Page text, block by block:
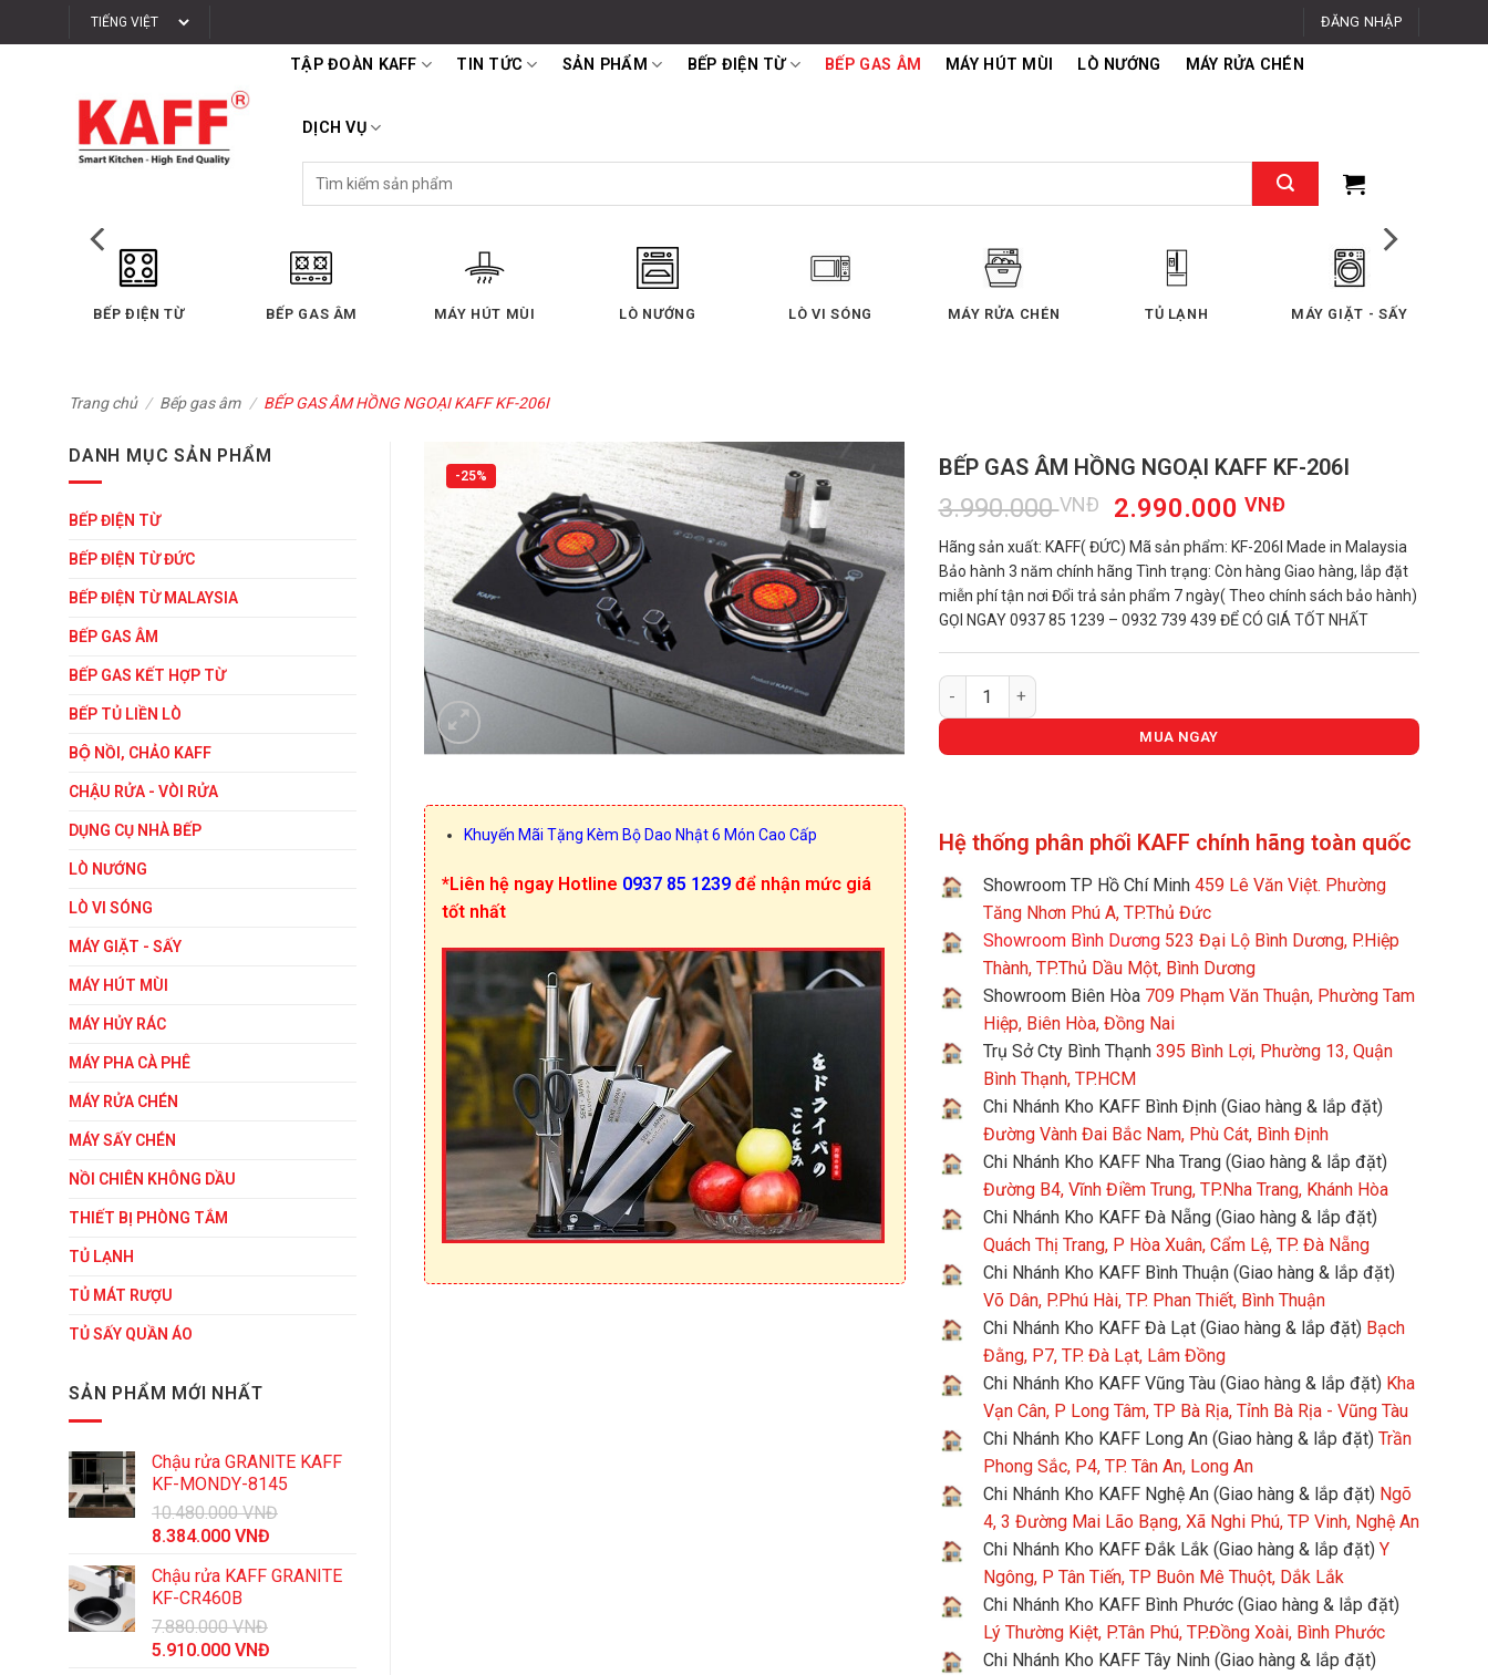
qua
ĐĂNG NHẬP
TẬP ĐOÀN KAFF TIN TỨC SẢN PHẨM BẾP ĐIỆN TỪ BẾP GAS ÂM MÁY HÚT MÙI LÒ NƯỚNG MÁY RỬA CHÉN
DỊCH VỤ
kiếm:
MÁY HÚT MÙI LÒ NƯỚNG LÒ VI SÓNG MÁY RỬA CHÉN TỦ LẠNH MÁY GIẶT - SẤY MÁY PHA CÀ PHÊ CHẬU RỬA - VÒI RỬA
Trang chủ / Bếp gas âm / BẾP GAS ÂM HỒNG NGOẠI KAFF KF-206I
DANH MỤC SẢN PHẨM
BẾP ĐIỆN TỪ
BẾP ĐIỆN TỪ ĐỨC
BẾP ĐIỆN TỪ MALAYSIA
BẾP GAS ÂM
BẾP GAS KẾT HỢP TỪ
BẾP TỦ LIỀN LÒ
BỘ NỒI, CHẢO KAFF
CHẬU RỬA - VÒI RỬA
DỤNG CỤ NHÀ BẾP
LÒ NƯỚNG
LÒ VI SÓNG
MÁY GIẶT - SẤY
MÁY HÚT MÙI
MÁY HỦY RÁC
MÁY PHA CÀ PHÊ
MÁY RỬA CHÉN
MÁY SẤY CHÉN
NỒI CHIÊN KHÔNG DẦU
THIẾT BỊ PHÒNG TẮM
TỦ LẠNH
TỦ MÁT RƯỢU
TỦ SẤY QUẦN ÁO
SẢN PHẨM MỚI NHẤT
Chậu rửa GRANITE KAFF
KF-MONDY-8145
10.480.000VNĐ
Giá
là:
10.480.000 VNĐ.
8.384.000 VNĐ
tại
Chậu rửa KAFF GRANITE
KF-CR460B
7.880.000VNĐ
Giá
5.910.000 VNĐ
-25%
Khuyến Mãi Tặng Kèm Bộ Dao Nhật 6 Món Cao Cấp
*Liên hệ ngay Hotline 0937 85 1239 để nhận mức giá
tốt nhất
BẾP GAS ÂM HỒNG NGOẠI KAFF KF-206I
3.990.000VNĐ
Giá
gốc
là:
3.990.000 VNĐ.
2.990.000 VNĐGiá
hiện
tại
là:
2.990.000 VNĐ.
Hãng sản xuất: KAFF( ĐỨC) Mã sản phẩm: KF-206I Made in Malaysia
Bảo hành 3 năm chính hãng Tình trạng: Còn hàng Giao hàng, lắp đặt
miễn phí tận nơi Đổi trả sản phẩm 7 ngày( Theo chính sách bảo hành)
GỌI NGAY 0937 85 1239 – 0932 739 439 ĐỂ CÓ GIÁ TỐT NHẤT
BẾP GAS ÂM HỒNG NGOẠI KAFF KF-206I số lượng
MUA NGAY
Hệ thống phân phối KAFF chính hãng toàn quốc
Showroom TP Hồ Chí Minh 459 Lê Văn Việt. Phường
Tăng Nhơn Phú A, TP.Thủ Đức
Showroom Bình Dương 523 Đại Lộ Bình Dương, P.Hiệp
Thành, TP.Thủ Dầu Một, Bình Dương
Showroom Biên Hòa 709 Phạm Văn Thuận, Phường Tam
Hiệp, Biên Hòa, Đồng Nai
Trụ Sở Cty Bình Thạnh 395 Bình Lợi, Phường 13, Quận
Bình Thạnh, TP.HCM
Chi Nhánh Kho KAFF Bình Định (Giao hàng & lắp đặt)
Đường Vành Đai Bắc Nam, Phù Cát, Bình Định
Chi Nhánh Kho KAFF Nha Trang (Giao hàng & lắp đặt)
Đường B4, Vĩnh Điềm Trung, TP.Nha Trang, Khánh Hòa
Chi Nhánh Kho KAFF Đà Nẵng (Giao hàng & lắp đặt)
Quách Thị Trang, P Hòa Xuân, Cẩm Lệ, TP. Đà Nẵng
Chi Nhánh Kho KAFF Bình Thuận (Giao hàng & lắp đặt)
Võ Dân, P.Phú Hài, TP. Phan Thiết, Bình Thuận
Chi Nhánh Kho KAFF Đà Lạt (Giao hàng & lắp đặt) Bạch
Đằng, P7, TP. Đà Lạt, Lâm Đồng
Chi Nhánh Kho KAFF Vũng Tàu (Giao hàng & lắp đặt) Kha
Vạn Cân, P Long Tâm, TP Bà Rịa, Tỉnh Bà Rịa - Vũng Tàu
Chi Nhánh Kho KAFF Long An (Giao hàng & lắp đặt) Trần
Phong Sắc, P4, TP. Tân An, Long An
Chi Nhánh Kho KAFF Nghệ An (Giao hàng & lắp đặt) Ngõ
4, 3 Đường Mai Lão Bạng, Xã Nghi Phú, TP Vinh, Nghệ An
Chi Nhánh Kho KAFF Đắk Lắk (Giao hàng & lắp đặt) Y
Ngông, P Tân Tiến, TP Buôn Mê Thuột, Dắk Lắk
Chi Nhánh Kho KAFF Bình Phước (Giao hàng & lắp đặt)
Lý Thường Kiệt, P.Tân Phú, TP.Đồng Xoài, Bình Phước
Chi Nhánh Kho KAFF Tây Ninh (Giao hàng & lắp đặt)